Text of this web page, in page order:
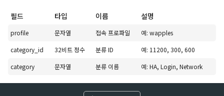
필드 타입 이름 설명
profile 문자열 접속 프로파일
예: wapples
category_id
32비트 정수 분류 ID
예: 11200, 300, 600
category
문자열 분류 이름 예: HA, Login, Network